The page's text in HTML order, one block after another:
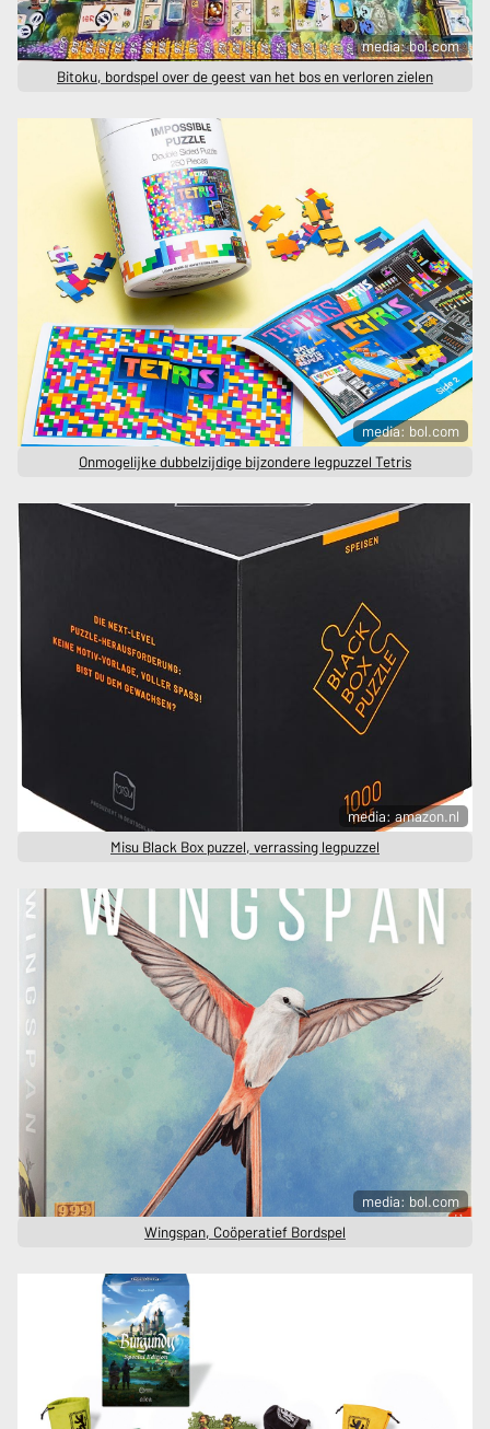
media: bol.com
Bitoku, bordspel over de geest van het bos en verloren zielen
media: bol.com
Onmogelijke dubbelzijdige bijzondere legpuzzel Tetris
media: amazon.nl
Misu Black Box puzzel, verrassing legpuzzel
media: bol.com
Wingspan, Coöperatief Bordspel